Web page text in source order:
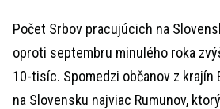
Počet Srbov pracujúcich na
oproti septembru minulého roka
10-tisíc. Spomedzi občanov z krajín
na Slovensku najviac Rumunov,